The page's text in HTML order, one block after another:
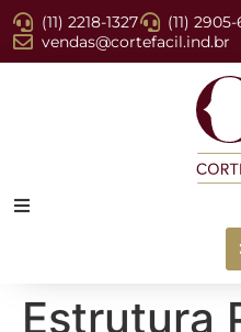
(11) 2218-1327 (11)
vendas@cortefacil.ind.br
Estrutura